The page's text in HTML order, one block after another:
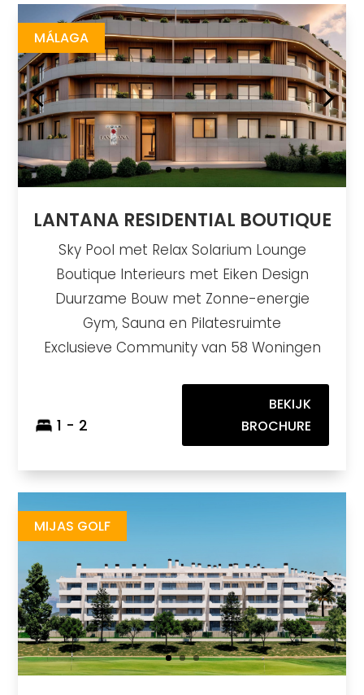
MÁLAGA
LANTANA RESIDENTIAL BOUTIQUE
Sky Pool met Relax Solarium Lounge
Boutique Interieurs met Eiken Design
Duurzame Bouw met Zonne-energie
Gym, Sauna en Pilatesruimte
Exclusieve Community van 58 Woningen
1 - 2
BEKIJK
BROCHURE
MIJAS GOLF